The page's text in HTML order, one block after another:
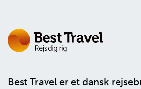
Best Travel er et dansk